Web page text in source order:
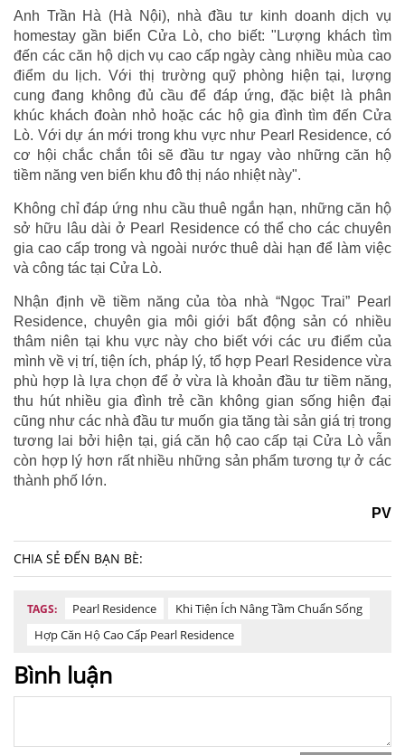
Anh Trần Hà (Hà Nội), nhà đầu tư kinh doanh dịch vụ
homestay gần biển Cửa Lò, cho biết: "Lượng khách tìm
đến các căn hộ dịch vụ cao cấp ngày càng nhiều mùa cao
điểm du lịch. Với thị trường quỹ phòng hiện tại, lượng
cung đang không đủ cầu để đáp ứng, đặc biệt là phân
khúc khách đoàn nhỏ hoặc các hộ gia đình tìm đến Cửa
Lò. Với dự án mới trong khu vực như Pearl Residence, có
cơ hội chắc chắn tôi sẽ đầu tư ngay vào những căn hộ
tiềm năng ven biển khu đô thị náo nhiệt này".
Không chỉ đáp ứng nhu cầu thuê ngắn hạn, những căn hộ
sở hữu lâu dài ở Pearl Residence có thể cho các chuyên
gia cao cấp trong và ngoài nước thuê dài hạn để làm việc
và công tác tại Cửa Lò.
Nhận định về tiềm năng của tòa nhà “Ngọc Trai” Pearl
Residence, chuyên gia môi giới bất động sản có nhiều
thâm niên tại khu vực này cho biết với các ưu điểm của
mình về vị trí, tiện ích, pháp lý, tổ hợp Pearl Residence vừa
phù hợp là lựa chọn để ở vừa là khoản đầu tư tiềm năng,
thu hút nhiều gia đình trẻ cần không gian sống hiện đại
cũng như các nhà đầu tư muốn gia tăng tài sản giá trị trong
tương lai bởi hiện tại, giá căn hộ cao cấp tại Cửa Lò vẫn
còn hợp lý hơn rất nhiều những sản phẩm tương tự ở các
thành phố lớn.
PV
CHIA SẺ ĐẾN BẠN BÈ:
TAGS: Pearl Residence
Khi Tiện Ích Nâng Tầm Chuẩn Sống
Hợp Căn Hộ Cao Cấp Pearl Residence
Bình luận